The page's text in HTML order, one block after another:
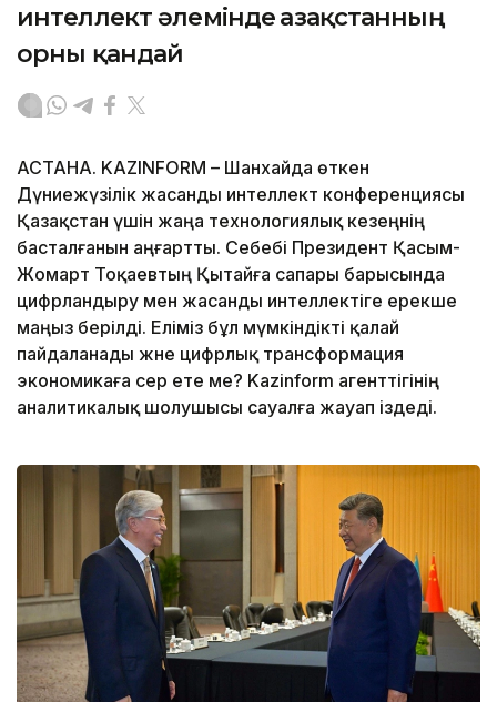
интеллект әлемінде Қазақстанның
орны қандай
АСТАНА. KAZINFORM – Шанхайда өткен
Дүниежүзілік жасанды интеллект конференциясы
Қазақстан үшін жаңа технологиялық кезеңнің
басталғанын аңғартты. Себебі Президент Қасым-
Жомарт Тоқаевтың Қытайға сапары барысында
цифрландыру мен жасанды интеллектіге ерекше
маңыз берілді. Еліміз бұл мүмкіндікті қалай
пайдаланады және цифрлық трансформация
экономикаға әсер ете ме? Kazinform агенттігінің
аналитикалық шолушысы сауалға жауап іздеді.